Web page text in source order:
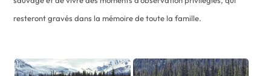
resteront gravés dans la mémoire de toute la famille.